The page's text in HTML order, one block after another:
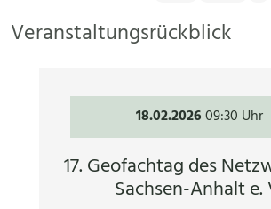
Veranstaltungsrückblick
18.02.202609:30 Uhr
17. Geofachtag des
Sachsen-Anhalt e.